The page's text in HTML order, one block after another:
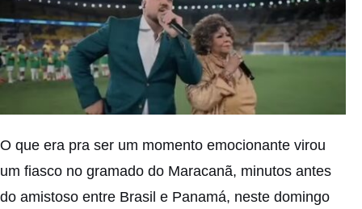
O que era pra ser um momento emocionante virou
um fiasco no gramado do Maracanã, minutos antes
do amistoso entre Brasil e Panamá, neste domingo